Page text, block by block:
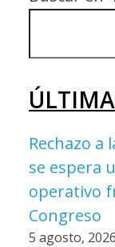
Rechazo a
se espera
operativo
Congreso
5 agosto, 2026